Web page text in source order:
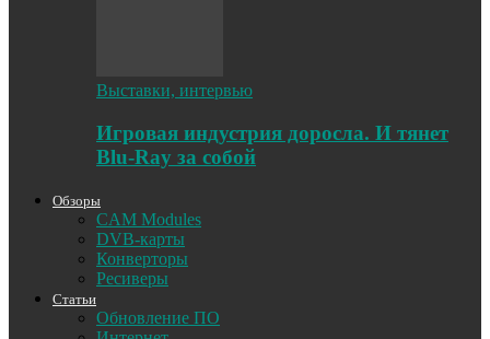
Выставки, интервью
Игровая индустрия доросла. И тянет
Blu-Ray за собой
Обзоры
CAM Modules
DVB-карты
Конверторы
Ресиверы
Статьи
Обновление ПО